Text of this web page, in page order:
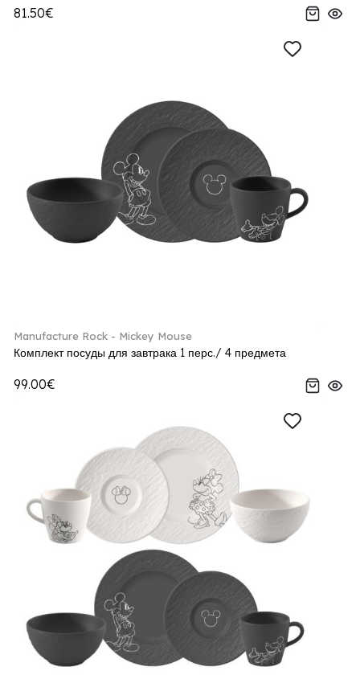
81.50€
Manufacture Rock - Mickey Mouse
Комплект посуды для завтрака 1 перс./ 4 предмета
99.00€